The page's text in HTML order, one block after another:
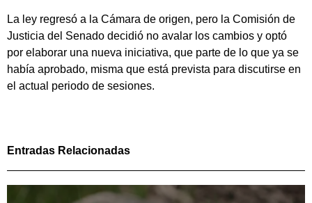
La ley regresó a la Cámara de origen, pero la Comisión de
Justicia del Senado decidió no avalar los cambios y optó
por elaborar una nueva iniciativa, que parte de lo que ya se
había aprobado, misma que está prevista para discutirse en
el actual periodo de sesiones.
Entradas Relacionadas